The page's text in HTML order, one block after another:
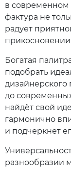
в современном
фактура не
радует
Богатая
подобрать
дизайнерского
до
найдёт свой
гармонично
и подчеркнёт
разнообразии